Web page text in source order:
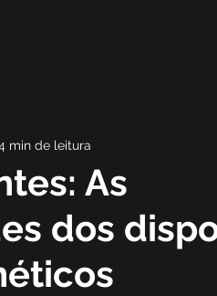
As
dos
min de leitura